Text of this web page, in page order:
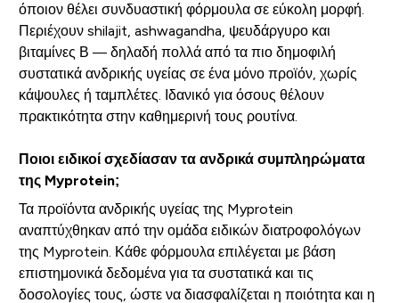
όποιον θέλει συνδυαστική φόρμουλα σε εύκολη μορφή.
Περιέχουν shilajit, ashwagandha, ψευδάργυρο και
βιταμίνες Β — δηλαδή πολλά από τα πιο δημοφιλή
συστατικά ανδρικής υγείας σε ένα μόνο προϊόν, χωρίς
κάψουλες ή ταμπλέτες. Ιδανικό για όσους θέλουν
πρακτικότητα στην καθημερινή τους ρουτίνα.
Ποιοι ειδικοί σχεδίασαν τα ανδρικά συμπληρώματα
της Myprotein;
Τα προϊόντα ανδρικής υγείας της Myprotein
αναπτύχθηκαν από την ομάδα ειδικών διατροφολόγων
της Myprotein. Κάθε φόρμουλα επιλέγεται με βάση
επιστημονικά δεδομένα για τα συστατικά και τις
δοσολογίες τους, ώστε να διασφαλίζεται η ποιότητα και η